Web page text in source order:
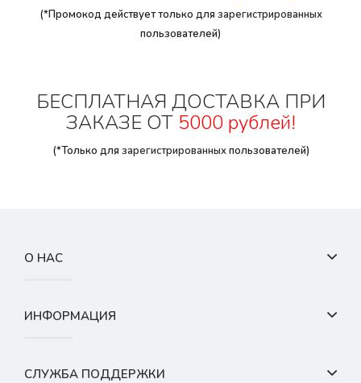
(*Промокод действует только для зарегистрированных
пользователей)
БЕСПЛАТНАЯ ДОСТАВКА ПРИ
ЗАКАЗЕ ОТ 5000 рублей!
(*Только для зарегистрированныхпользователей)
О НАС
ИНФОРМАЦИЯ
СЛУЖБА ПОДДЕРЖКИ